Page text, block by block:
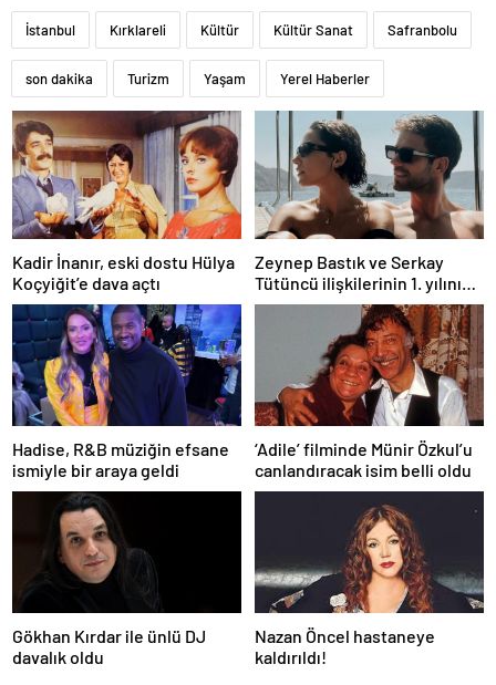
İstanbul Kırklareli Kültür Kültür Sanat Safranbolu
son dakika Turizm Yaşam Yerel Haberler
Kadir İnanır, eski dostu Hülya
Koçyiğit’e dava açtı
Zeynep Bastık ve Serkay
Tütüncü ilişkilerinin 1. yılını
kutladı
Hadise, R&B müziğin efsane
ismiyle bir araya geldi
‘Adile’ filminde Münir Özkul’u
canlandıracak isim belli oldu
Gökhan Kırdar ile ünlü DJ
davalık oldu
Nazan Öncel hastaneye
kaldırıldı!